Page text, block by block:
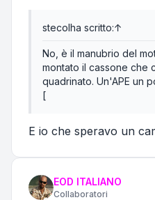
stecolha scritto:↑
No, è il manubrio del
montato il cassone che
quadrinato. Un'APE un
[
E io che speravo un
EOD ITALIANO
Collaboratori